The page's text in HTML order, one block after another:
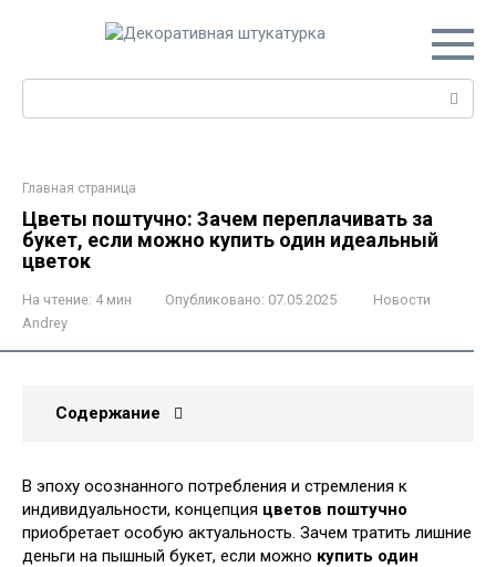
Главная страница
Цветы поштучно: Зачем переплачивать за
букет, если можно купить один идеальный
цветок
На чтение: 4 мин Опубликовано: 07.05.2025
Новости
Andrey
Содержание
В эпоху осознанного потребления и стремления к
индивидуальности, концепция цветов поштучно
приобретает особую актуальность. Зачем тратить лишние
деньги на пышный букет, если можно купить один